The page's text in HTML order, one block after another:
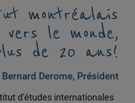
montréalais
le monde,
de 20 ans!
Derome, Président
d’études internationales